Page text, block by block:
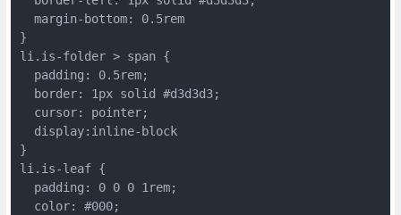
  margin-bottom: 0.5rem
}
li.is-folder > span {
  padding: 0.5rem;
  border: 1px solid #d3d3d3;
  cursor: pointer;
  display:inline-block
}
li.is-leaf {
  padding: 0 0 0 1rem;
  color: #000;